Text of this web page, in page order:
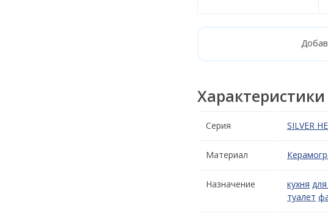
Характеристики
Серия SILVER
Материал
Назначение кухня
туалет